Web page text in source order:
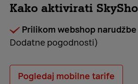
Kako aktivirati
Prilikom webshop narudžbe
Dodatne pogodnosti)
Pogledaj mobilne tarife